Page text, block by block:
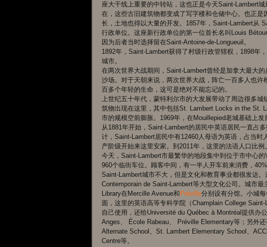
座大干线上重要的中转站，这也正是今天Saint-Lambert
在，这些古旧建筑物都变成了写字楼和仓储中心。也正
长，土地也得以大量的开发。1857年，Saint-Lambert从
行政单位。这座新行政单位的第一位首长名叫Louis
因为后者当时选择留在Saint-Antoine-de-Longueuil。
1892年，Saint-Lambert获得了村级行政管辖权，1898年
城市。
在两次世界大战期间，Saint-Lambert曾经是加拿大最大
沙场。对于天朝来说，两次世界大战，阵亡一百多人也
百多个年轻的生命，这可是绝对不能忘记的。
上世纪五十年代，蒙特利尔市的大发展带动了周边很多
筑物出现在这里，其中包括St. Lambert Locks in the St.
市的规模空前膨胀。1969年，在Mouillepied老城基础上发
从1881年开始，Saint-Lambert的居民中英语居民一直占
计，Saint-Lambert居民中有12460人母语为英语，占当
产阶级开始来这里安家。到2011年，这里的法语人口比
今天，Saint-Lambert市最繁华的地段集中到位于市中心
960个临街车位。顾客中间，有一半人开车前来消费，
Saint-Lambert城市不大，但是文化和教育事业都很发达
Contemporain de Saint-Lambert等大型文化公司。城市
Library在Mercille Avenue和 Préville分别设有分馆。小城
面，这里的英语高等专科学院（Champlain College
自己使用，还给Université du Québec à Montréal提供办
Anges、 École Rabeau、 Préville Elementary等；另外
Alternate School、St. Lambert Elementary School、
Centre等。